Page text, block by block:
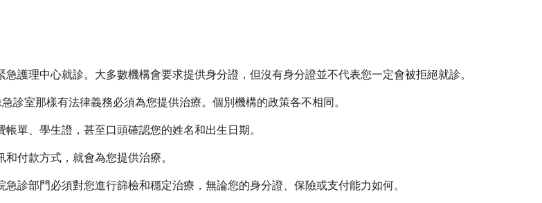
護理中心就診。大多數機構會要求提供身分證，但沒有身分證並不代表您一定會被拒絕就診。
診室那樣有法律義務必須為您提供治療。個別機構的政策各不相同。
單、學生證，甚至口頭確認您的姓名和出生日期。
付款方式，就會為您提供治療。
診部門必須對您進行篩檢和穩定治療，無論您的身分證、保險或支付能力如何。